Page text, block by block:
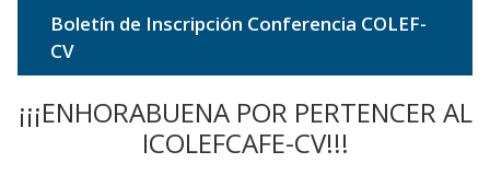
Boletín de Inscripción Conferencia COLEF-
CV
¡¡¡ENHORABUENA POR PERTENCER AL
ICOLEFCAFE-CV!!!